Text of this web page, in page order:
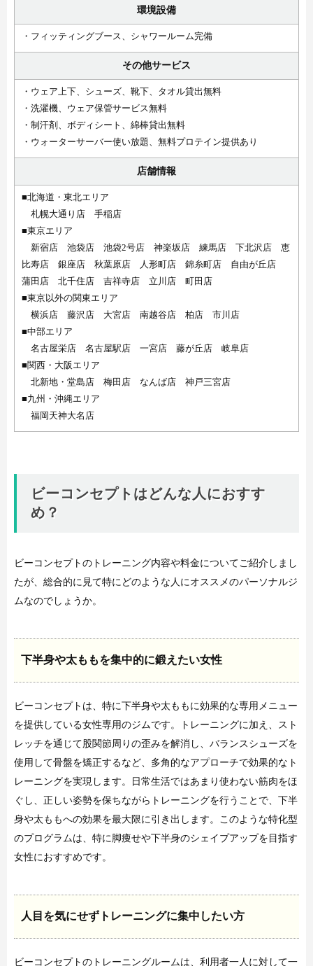
環境設備
・フィッティングブース、シャワールーム完備
その他サービス
・ウェア上下、シューズ、靴下、タオル貸出無料
・洗濯機、ウェア保管サービス無料
・制汗剤、ボディシート、綿棒貸出無料
・ウォーターサーバー使い放題、無料プロテイン提供あり
店舗情報
■北海道・東北エリア
札幌大通り店 手稲店
■東京エリア
新宿店 池袋店 池袋2号店 神楽坂店 練馬店 下北沢店 恵
比寿店 銀座店 秋葉原店 人形町店 錦糸町店 自由が丘店
蒲田店 北千住店 吉祥寺店 立川店 町田店
■東京以外の関東エリア
横浜店 藤沢店 大宮店 南越谷店 柏店 市川店
■中部エリア
名古屋栄店 名古屋駅店 一宮店 藤が丘店 岐阜店
■関西・大阪エリア
北新地・堂島店 梅田店 なんば店 神戸三宮店
■九州・沖縄エリア
福岡天神大名店
ビーコンセプトはどんな人におすす
め？
ビーコンセプトのトレーニング内容や料金についてご紹介しまし
たが、総合的に見て特にどのような人にオススメのパーソナルジ
ムなのでしょうか。
下半身や太ももを集中的に鍛えたい女性
ビーコンセプトは、特に下半身や太ももに効果的な専用メニュー
を提供している女性専用のジムです。トレーニングに加え、スト
レッチを通じて股関節周りの歪みを解消し、バランスシューズを
使用して骨盤を矯正するなど、多角的なアプローチで効果的なト
レーニングを実現します。日常生活ではあまり使わない筋肉をほ
ぐし、正しい姿勢を保ちながらトレーニングを行うことで、下半
身や太ももへの効果を最大限に引き出します。このような特化型
のプログラムは、特に脚痩せや下半身のシェイプアップを目指す
女性におすすめです。
人目を気にせずトレーニングに集中したい方
ビーコンセプトのトレーニングルームは、利用者一人に対して一